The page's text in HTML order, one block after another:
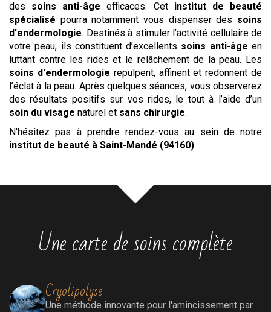
des soins anti-âge efficaces. Cet institut de beauté
spécialisé pourra notamment vous dispenser des soins
d'endermologie. Destinés à stimuler l’activité cellulaire de
votre peau, ils constituent d’excellents soins anti-âge en
luttant contre les rides et le relâchement de la peau. Les
soins d'endermologie repulpent, affinent et redonnent de
l’éclat à la peau. Après quelques séances, vous observerez
des résultats positifs sur vos rides, le tout à l’aide d’un
soin du visage naturel et sans chirurgie.
N'hésitez pas à prendre rendez-vous au sein de notre
institut de beauté à Saint-Mandé (94160).
Une carte de soins complète
Cryolipolyse
Une méthode innovante pour l'amincissement par